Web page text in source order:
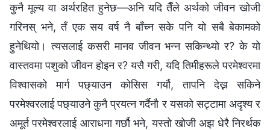
कुनै मूल्य वा अर्थरहित हुनेछ—अनि यदि तैँले अर्थको जीवन खोजी
गरिनस्‌ भने, तँ एक सय वर्ष नै बाँच्न सके पनि यो सबै बेकामको
हुनेथियो। त्यसलाई कसरी मानव जीवन भन्न सकिन्थ्यो र? के यो
वास्तवमा पशुको जीवन होइन र? यसै गरी, यदि तिमीहरूले परमेश्‍वरमा
विश्‍वासको मार्ग पछ्याउन कोसिस गर्यौ, तापनि देख्न सकिने
परमेश्‍वरलाई पछ्याउने कुनै प्रयत्न गर्दैनौ र यसको सट्टामा अदृश्य र
अमूर्त परमेश्‍वरलाई आराधना गर्छौ भने, यस्तो खोजी अझ धेरै निरर्थक